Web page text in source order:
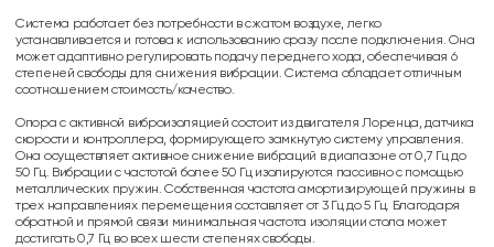
Система работает без потребности в сжатом воздухе, легко
устанавливается и готова к использованию сразу после подключения. Она
может адаптивно регулировать подачу переднего хода, обеспечивая 6
степеней свободы для снижения вибрации. Система обладает отличным
соотношением стоимость/качество.
Опора с активной виброизоляцией состоит из двигателя Лоренца, датчика
скорости и контроллера, формирующего замкнутую систему управления.
Она осуществляет активное снижение вибраций в диапазоне от 0,7 Гц до
50 Гц. Вибрации с частотой более 50 Гц изолируются пассивно с помощью
металлических пружин. Собственная частота амортизирующей пружины в
трех направлениях перемещения составляет от 3 Гц до 5 Гц. Благодаря
обратной и прямой связи минимальная частота изоляции стола может
достигать 0,7 Гц во всех шести степенях свободы.